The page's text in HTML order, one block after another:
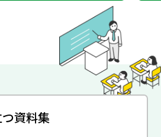
資料集